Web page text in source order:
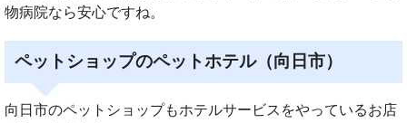
物病院なら安心ですね。
ペットショップのペットホテル（向日市）
向日市のペットショップもホテルサービスをやっているお店